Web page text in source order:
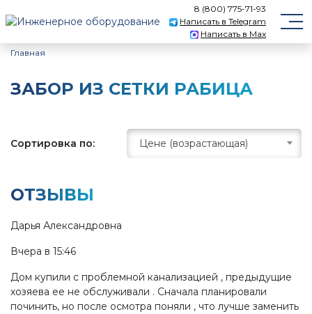
8 (800) 775-71-93
Написать в Telegram
Написать в Max
Главная
ЗАБОР ИЗ СЕТКИ РАБИЦА
Сортировка по: Цене (возрастающая)
ОТЗЫВЫ
Дарья Александровна
Вчера в 15:46
Дом купили с проблемной канализацией , предыдущие
хозяева ее не обслуживали . Сначала планировали
починить, но после осмотра поняли , что лучше заменить